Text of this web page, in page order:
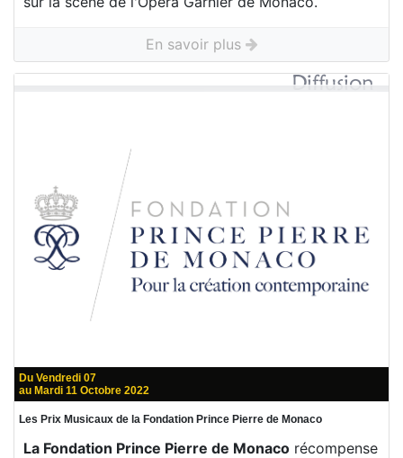
En savoir plus
Du Vendredi 07
au Mardi 11 Octobre 2022
Les Prix Musicaux de la Fondation Prince Pierre de Monaco
La Fondation Prince Pierre de Monaco récompense